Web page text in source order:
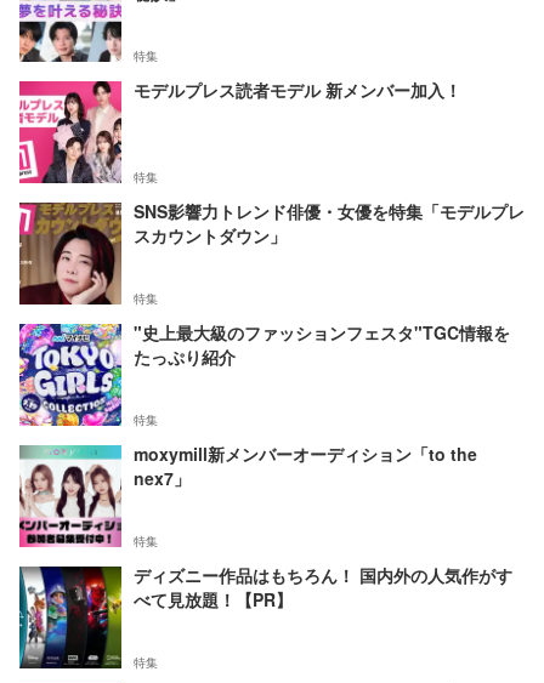
特集
モデルプレス読者モデル 新メンバー加入！
特集
SNS影響力トレンド俳優・女優を特集「モデルプレ
スカウントダウン」
特集
"史上最大級のファッションフェスタ"TGC情報を
たっぷり紹介
特集
moxymill新メンバーオーディション「to the
nex7」
特集
ディズニー作品はもちろん！ 国内外の人気作がす
べて見放題！【PR】
特集